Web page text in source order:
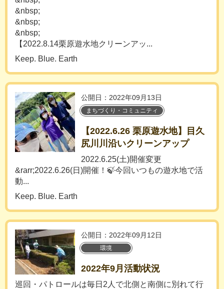
&nbsp;
&nbsp;
&nbsp;
【2022.8.14栗原遊水地クリーンアッ...
Keep. Blue. Earth
公開日：2022年09月13日
まちづくり・コミュニティ
【2022.6.26 栗原遊水地】目久
尻川川沿いクリーンアップ
2022.6.25(土)開催変更
&rarr;2022.6.26(日)開催！🍃今回いつもの遊水地で活
動...
Keep. Blue. Earth
公開日：2022年09月12日
環境
2022年9月活動状況
巡回・パトロールは毎日2人で北側と南側に別れて行